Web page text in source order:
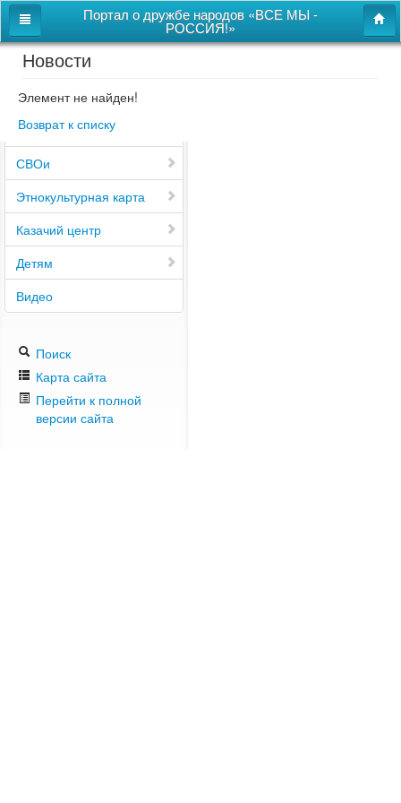
Портал о дружбе народов «ВСЕ МЫ -
РОССИЯ!»
Главная
Дом дружбы народов
Новости
СВОи
Этнокультурная карта
Казачий центр
Детям
Видео
Поиск
Карта сайта
Перейти к полной
версии сайта
Новости
Элемент не найден!
Возврат к списку